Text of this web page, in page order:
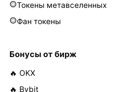
Токены метавселенных
Фан токены
Бонусы от бирж
🔥 OKX
🔥 Bybit